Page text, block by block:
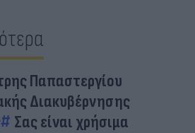
Παπαστεργίου
Διακυβέρνησης
Σας είναι χρήσιμα